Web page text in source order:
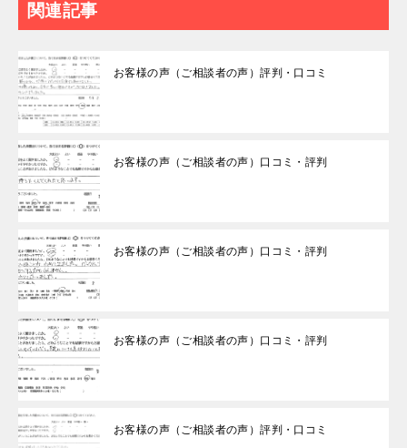
関連記事
お客様の声（ご相談者の声）評判・口コミ
お客様の声（ご相談者の声）口コミ・評判
お客様の声（ご相談者の声）口コミ・評判
お客様の声（ご相談者の声）口コミ・評判
お客様の声（ご相談者の声）評判・口コミ